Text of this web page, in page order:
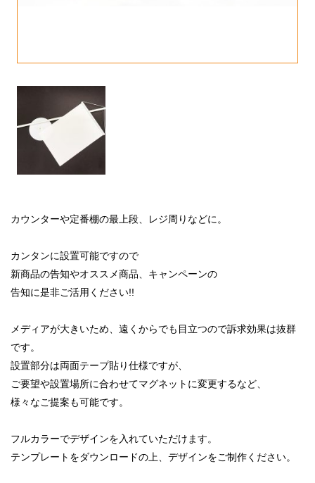
カウンターや定番棚の最上段、レジ周りなどに。
カンタンに設置可能ですので
新商品の告知やオススメ商品、キャンペーンの
告知に是非ご活用ください!!
メディアが大きいため、遠くからでも目立つので訴求効果は抜群
です。
設置部分は両面テープ貼り仕様ですが、
ご要望や設置場所に合わせてマグネットに変更するなど、
様々なご提案も可能です。
フルカラーでデザインを入れていただけます。
テンプレートをダウンロードの上、デザインをご制作ください。